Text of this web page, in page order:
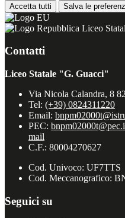
Accetta tutti Salva le
Liceo
Contatti
Liceo Statale "G. Guacci"
Via Nicola Calandra, 8
Tel: (+39) 0824311220
Email:
PEC:
mail
C.F.: 80004270627
Cod. Univoco: UF7TTS
Cod. Meccanografico:
Seguici su